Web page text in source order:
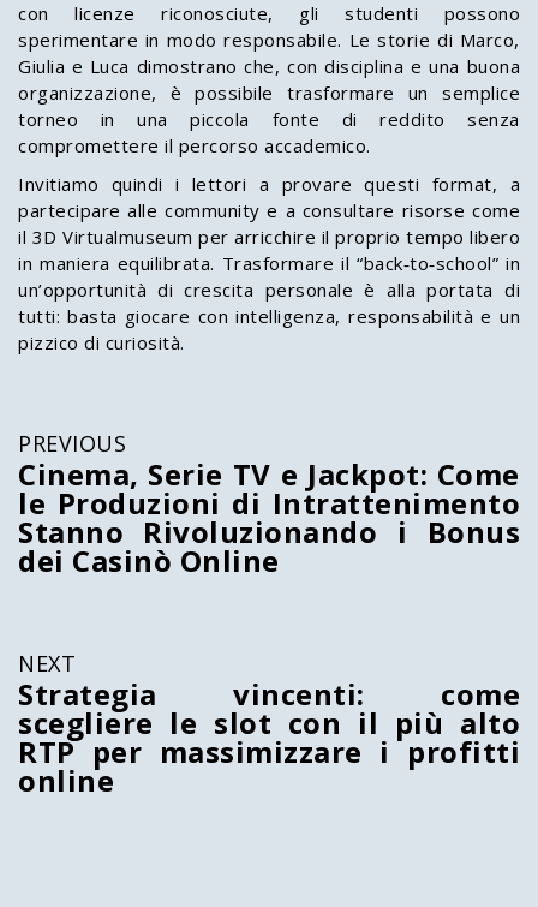
con licenze riconosciute, gli studenti possono
sperimentare in modo responsabile. Le storie di Marco,
Giulia e Luca dimostrano che, con disciplina e una buona
organizzazione, è possibile trasformare un semplice
torneo in una piccola fonte di reddito senza
compromettere il percorso accademico.
Invitiamo quindi i lettori a provare questi format, a
partecipare alle community e a consultare risorse come
il 3D Virtualmuseum per arricchire il proprio tempo libero
in maniera equilibrata. Trasformare il “back‑to‑school” in
un’opportunità di crescita personale è alla portata di
tutti: basta giocare con intelligenza, responsabilità e un
pizzico di curiosità.
PREVIOUS
Cinema, Serie TV e Jackpot: Come
le Produzioni di Intrattenimento
Stanno Rivoluzionando i Bonus
dei Casinò Online
NEXT
Strategia vincenti: come
scegliere le slot con il più alto
RTP per massimizzare i profitti
online